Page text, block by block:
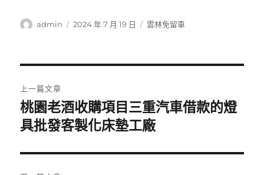
作
admin
發
2024 年 7 月 19 日
分
雲林免留車
章
導
覽
上一篇文章
上
一
文
章:
桃園老酒收購項目三重汽車借款的燈
具批發客製化床墊工廠